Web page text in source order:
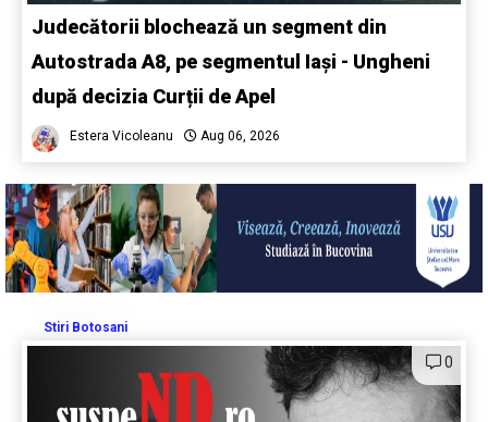
Judecătorii blochează un segment din
Autostrada A8, pe segmentul Iași - Ungheni
după decizia Curții de Apel
Estera Vicoleanu Aug 06, 2026
Stiri Botosani
0